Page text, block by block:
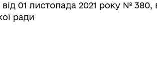
від 01 листопада 2021 року № 380,
ради